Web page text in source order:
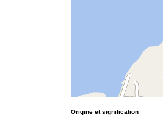
Origine et signification